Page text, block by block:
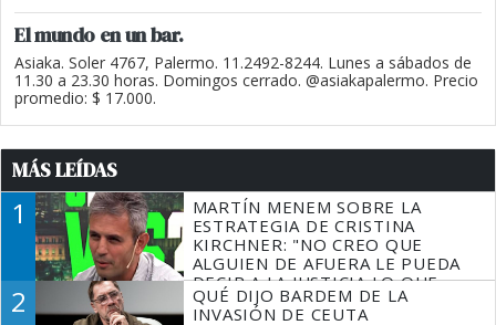
El mundo en un bar.
Asiaka. Soler 4767, Palermo. 11.2492-8244. Lunes a sábados de
11.30 a 23.30 horas. Domingos cerrado. @asiakapalermo. Precio
promedio: $ 17.000.
MÁS LEÍDAS
1
MARTÍN MENEM SOBRE LA
ESTRATEGIA DE CRISTINA
KIRCHNER: "NO CREO QUE
ALGUIEN DE AFUERA LE PUEDA
DECIR A LA JUSTICIA LO QUE
TIENE QUE HACER"
2
QUÉ DIJO BARDEM DE LA
INVASIÓN DE CEUTA